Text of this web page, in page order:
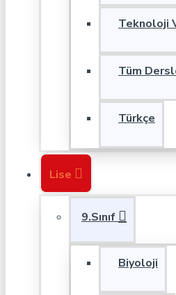
Teknoloji
Tüm
Türkçe
Lise
9.Sınıf
Biyoloji